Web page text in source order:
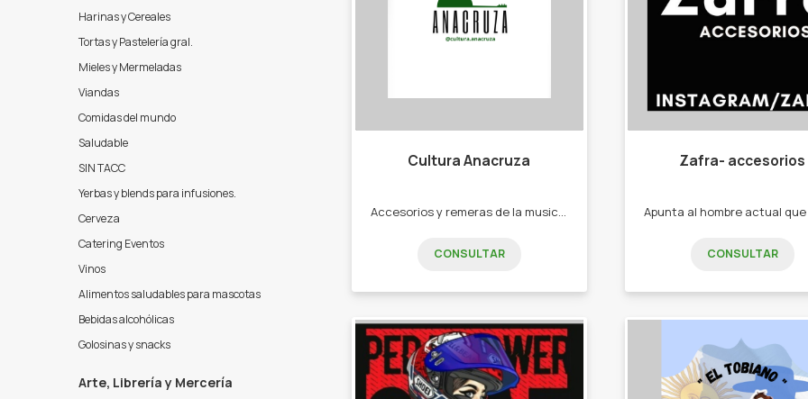
Harinas y Cereales
Tortas y Pastelería gral.
Mieles y Mermeladas
Viandas
Comidas del mundo
Saludable
SIN TACC
Yerbas y blends para infusiones.
Cerveza
Catering Eventos
Vinos
Alimentos saludables para mascotas
Bebidas alcohólicas
Golosinas y snacks
Arte, Librería y Mercería
Cultura Anacruza
Accesorios y remeras de la musica que mas te gusta. -Remeras - posters -stickers -tote bag -puas.
CONSULTAR
Zafra- accesorios
CONSULTAR